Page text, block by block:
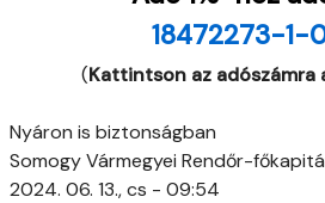
18472273-1-
(Kattintson az adószámra
Nyáron is biztonságban
Somogy Vármegyei Rendőr-
2024. 06. 13., cs - 09:54